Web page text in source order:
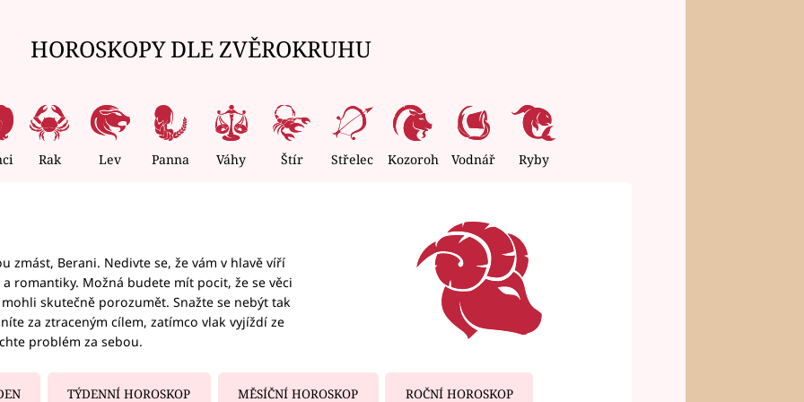
HOROSKOPY DLE ZVĚROKRUHU
Rak Lev Panna Váhy Štír Střelec Kozoroh Vodnář Ryby
zmást, Berani. Nedivte se, že vám v hlavě víří
romantiky. Možná budete mít pocit, že se věci
skutečně porozumět. Snažte se nebýt tak
za ztraceným cílem, zatímco vlak vyjíždí ze
problém za sebou.
TÝDENNÍ HOROSKOP MĚSÍČNÍ HOROSKOP ROČNÍ HOROSKOP